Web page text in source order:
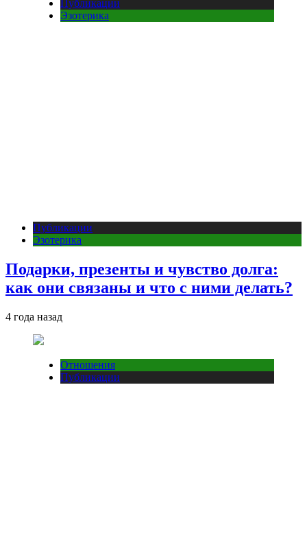
Публикации
Эзотерика
Публикации
Эзотерика
Подарки, презенты и чувство долга:
как они связаны и что с ними делать?
4 года назад
Отношения
Публикации